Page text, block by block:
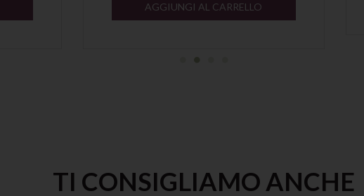
AGGIUNGI AL CARRELLO
TI CONSIGLIAMO ANCHE